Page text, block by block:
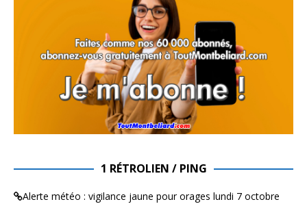
1 RÉTROLIEN / PING
Alerte météo : vigilance jaune pour orages lundi 7 octobre